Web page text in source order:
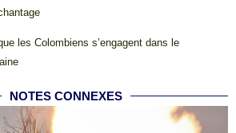
les Colombiens s’engagent dans le
NOTES CONNEXES